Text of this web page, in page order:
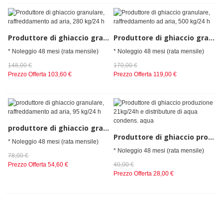
Produttore di ghiaccio granulare, raffreddamento ad aria, 280 kg/24 h
* Noleggio 48 mesi (rata mensile)
148,00 €
Prezzo Offerta 103,60 €
Produttore di ghiaccio granulare, raffreddamento ad aria, 500 kg/24 h
* Noleggio 48 mesi (rata mensile)
170,00 €
Prezzo Offerta 119,00 €
produttore di ghiaccio granulare, raffreddamento ad aria, 95 kg/24 h
* Noleggio 48 mesi (rata mensile)
78,00 €
Prezzo Offerta 54,60 €
Produttore di ghiaccio produzione 21kg/24h e distributure di aqua condens. aqua
* Noleggio 48 mesi (rata mensile)
40,00 €
Prezzo Offerta 28,00 €